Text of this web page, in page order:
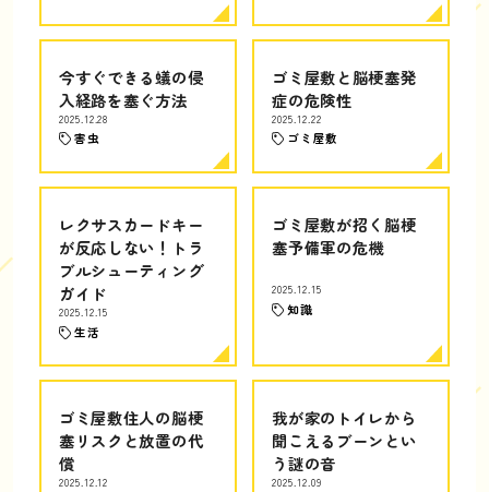
今すぐできる蟻の侵
入経路を塞ぐ方法
2025.12.28
害虫
ゴミ屋敷と脳梗塞発
症の危険性
2025.12.22
ゴミ屋敷
レクサスカードキー
が反応しない！トラ
ブルシューティング
ガイド
2025.12.15
生活
ゴミ屋敷が招く脳梗
塞予備軍の危機
2025.12.15
知識
ゴミ屋敷住人の脳梗
塞リスクと放置の代
償
2025.12.12
我が家のトイレから
聞こえるブーンとい
う謎の音
2025.12.09